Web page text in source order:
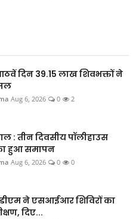
आठवें दिन 39.15 लाख शिवभक्तों ने
Aug 6, 2026 0 2
: तीन दिवसीय पॉलीहाउस
हुआ समापन
Aug 6, 2026 0 0
ने एसआईआर शिविरों का
दिए...